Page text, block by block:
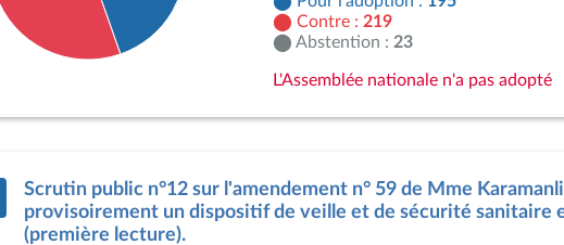
Contre : 219 députés
Contre : 219
Abstention : 23
L'Assemblée nationale n'a pas adopté
Scrutin public n°12 sur l'amendement n° 59 de Mme
provisoirement un dispositif de veille et de sécurité sanitaire
(première lecture).